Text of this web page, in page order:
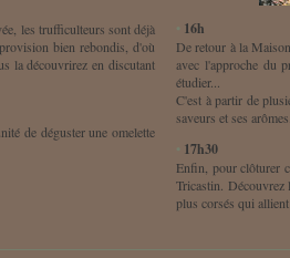
les trufficulteurs sont déjà
bien rebondis, d'où
la découvrirez en discutant
de déguster une omelette
16h
De retour à la
avec l'approche du
étudier...
C'est à partir de
saveurs et ses arômes.
17h30
Enfin, pour clôturer
Tricastin.
plus corsés qui